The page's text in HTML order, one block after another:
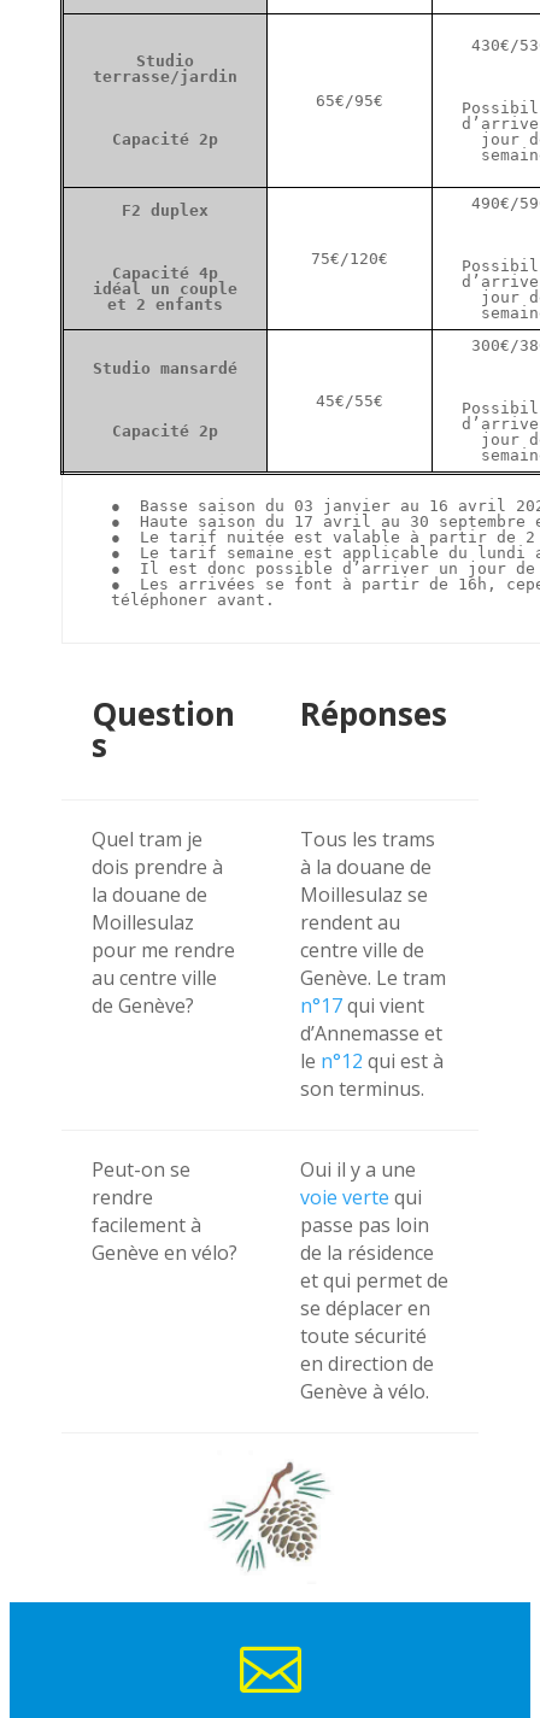
Studio
terrasse/jardin
Capacité 2p
65€ /95€
430€ /
jour
F2 duplex
Capacité 4p
idéal un couple
et 2 enfants
75€ /120€
490€ /
jour
Studio mansardé
Capacité 2p
45€ /55€
300€ /
jour
● Basse saison du 03 janvier au 16 avril
●
Haute saison du 17 avril au 30 septembre
●
Le tarif nuitée est valable à partir de 2
●
Le tarif semaine est applicable du lundi
●
Il est donc possible d’arriver un jour de
●
Les arrivées se font à partir de 16h,
téléphoner avant.
Question
s
Réponses
Quel tram je
dois prendre à
la douane de
Moillesulaz
pour me rendre
au centre ville
de Genève?
Tous les trams
à la douane de
Moillesulaz se
rendent au
centre ville de
Genève. Le tram
n°17qui vient
d’Annemasse et
le n°12 qui est à
son terminus.
Peut-on se
rendre
facilement à
Genève en vélo?
Oui il y a une
voie verte qui
passe pas loin
de la résidence
et qui permet de
se déplacer en
toute sécurité
en direction de
Genève à vélo.
